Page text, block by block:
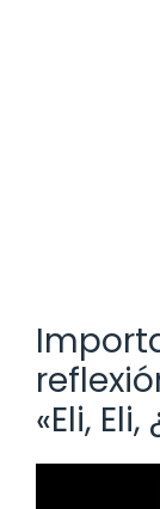
«Eli,